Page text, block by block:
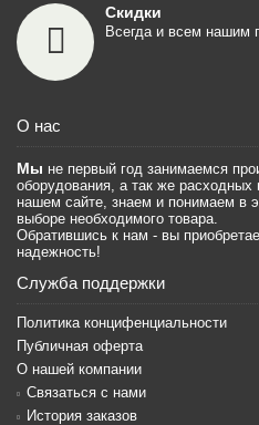
Скидки
Всегда и всем нашим
О нас
Мы не первый год занимаемся
оборудования, а так же
нашем сайте, знаем и понимаем в
выборе необходимого товара.
Обратившись к нам - вы
надежность!
Служба поддержки
Политика концифенциальности
Публичная оферта
О нашей компании
Связаться с нами
История заказов